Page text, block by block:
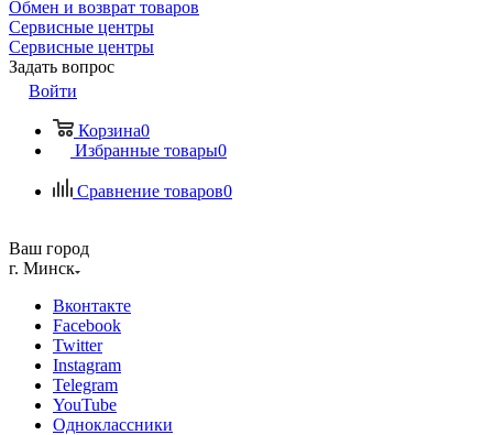
Обмен и возврат товаров
Сервисные центры
Сервисные центры
Задать вопрос
Войти
Корзина0
Избранные товары0
Сравнение товаров0
Ваш город
г. Минск
Вконтакте
Facebook
Twitter
Instagram
Telegram
YouTube
Одноклассники